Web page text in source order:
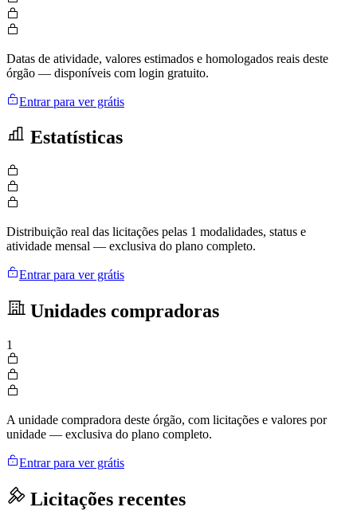
Datas de atividade, valores estimados e homologados reais deste
órgão — disponíveis com login gratuito.
Entrar para ver grátis
Estatísticas
Distribuição real das licitações pelas 1 modalidades, status e
atividade mensal — exclusiva do plano completo.
Entrar para ver grátis
Unidades compradoras
1
A unidade compradora deste órgão, com licitações e valores por
unidade — exclusiva do plano completo.
Entrar para ver grátis
Licitações recentes